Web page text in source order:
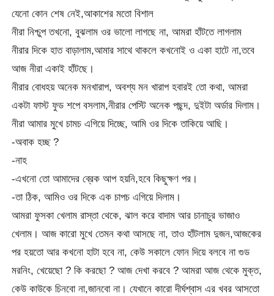
যেনো কোন শেষ নেই,আকাশের মতো বিশাল
নীরা নিশ্চুপ তখনো, বুঝলাম ওর ভালো লাগছে না, আমরা হাঁটতে লাগলাম
নীরার দিকে হাত বাড়ালাম,আমার সাথে থাকলে কখনোই ও একা হাটে না,তবে
আজ নীরা একাই হাঁটছে।
নীরার বোধহয় অনেক মনখারাপ, অবশ্য মন খারাপ হবারই তো কথা, আমরা
একটা ফাস্ট ফুড শপে বসলাম,নীরার পেস্টি অনেক পছন্দ, দুইটা অর্ডার দিলাম।
নীরা আমার মুখে চামচ এগিয়ে দিচ্ছে, আমি ওর দিকে তাকিয়ে আছি।
-অবাক হচ্ছ ?
-নাহ
-এখনো তো আমাদের ব্রেক আপ হয়নি,হবে কিছুক্ষণ পর।
-তা ঠিক, আমিও ওর দিকে এক চাপচ এগিয়ে দিলাম।
আমরা ফুসকা খেলাম রাস্তা থেকে, ঝাল করে বাদাম আর চানাচুর ভাজাও
খেলাম। আজ কারো মুখে তেমন কথা আসছে না, তাও হাঁটলাম দুজন,আজকের
পর হয়তো আর কখনো হাটা হবে না, কেউ সকালে ফোন দিয়ে বলবে না গুড
মরনিং, খেয়েছো ? কি করছো ? আজ দেখা করবে ? আমরা আজ থেকে মুক্ত,
কেউ কাউকে চিনবো না,জানবো না। যেখানে কারো দীর্ঘশ্বাস এর খবর আসতো